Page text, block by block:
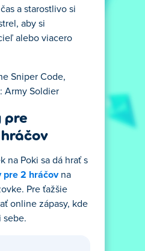
a starostlivo si
aby si
alebo viacero
Sniper Code,
Army Soldier
pre
na Poki sa dá hrať s
pre 2 hráčovna
Pre ťažšie
online zápasy, kde
sebe.